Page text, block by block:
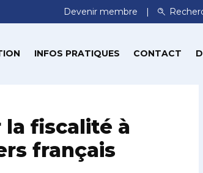
Devenir membre
INFOS PRATIQUES CONTACT
fiscalité à
français